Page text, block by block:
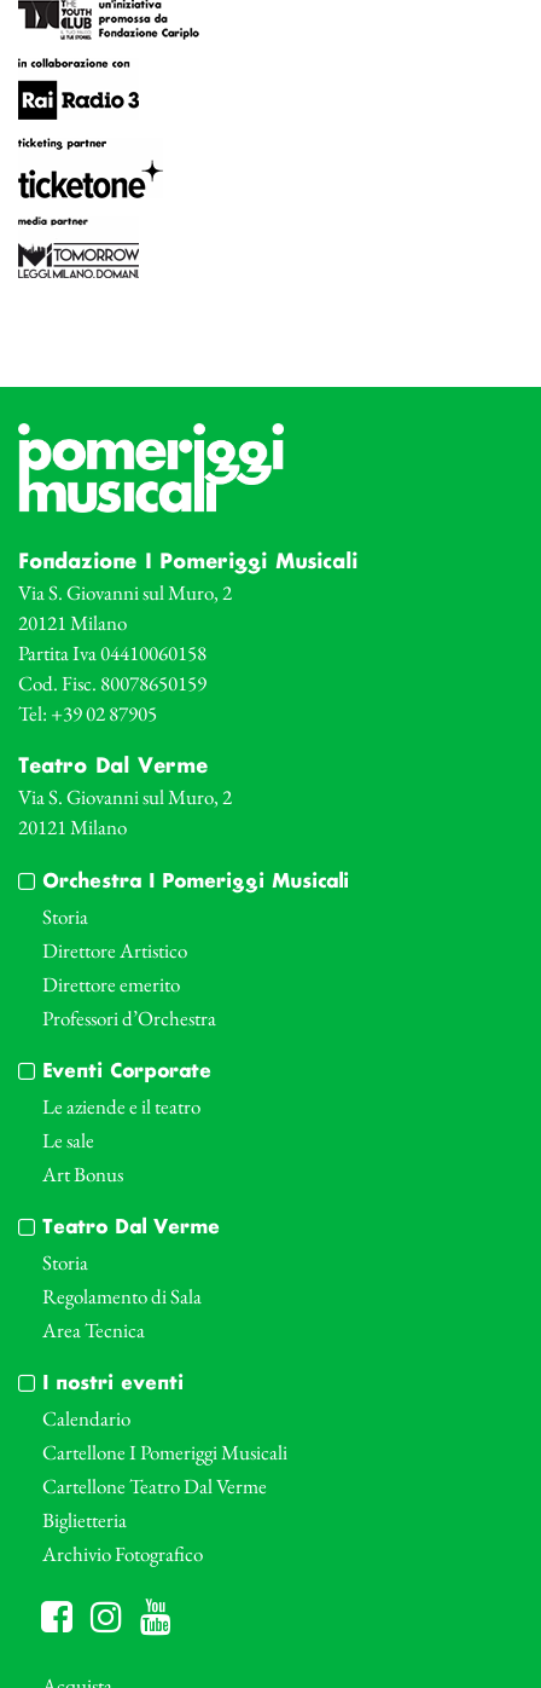
Fondazione I Pomeriggi Musicali
Via S. Giovanni sul Muro, 2
20121 Milano
Partita Iva 04410060158
Cod. Fisc. 80078650159
Tel: +39 02 87905
Teatro Dal Verme
Via S. Giovanni sul Muro, 2
20121 Milano
Orchestra I Pomeriggi Musicali
Storia
Direttore Artistico
Direttore emerito
Professori d’Orchestra
Eventi Corporate
Le aziende e il teatro
Le sale
Art Bonus
Teatro Dal Verme
Storia
Regolamento di Sala
Area Tecnica
I nostri eventi
Calendario
Cartellone I Pomeriggi Musicali
Cartellone Teatro Dal Verme
Biglietteria
Archivio Fotografico